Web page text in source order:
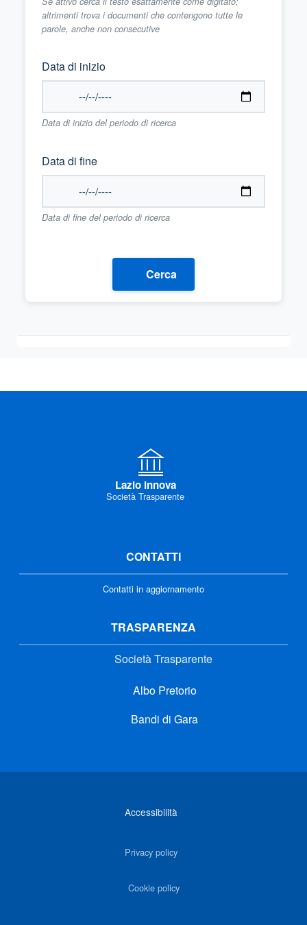
altrimenti trova i documenti che contengono tutte le
parole, anche non consecutive
Data di inizio
Data di inizio del periodo di ricerca
Data di fine
Data di fine del periodo di ricerca
Cerca
Lazio innova
Società Trasparente
CONTATTI
Contatti in aggiornamento
TRASPARENZA
Società Trasparente
Albo Pretorio
Bandi di Gara
Accessibilità
Privacy policy
Cookie policy